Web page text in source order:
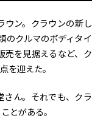
ウン。クラウンの新し
のクルマのボディタイ
売を見据えるなど、ク
を迎えた。
さん。それでも、クラ
とがある。